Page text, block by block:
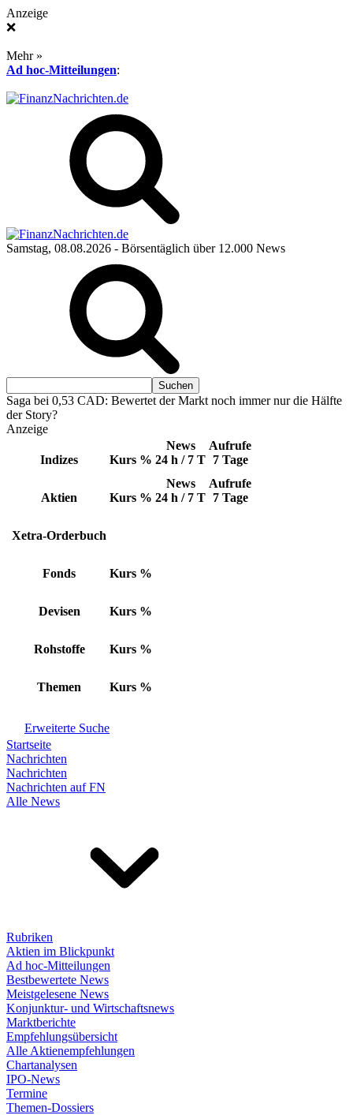
Anzeige
❌
Mehr »
Ad hoc-Mitteilungen:
Samstag, 08.08.2026 - Börsentäglich über 12.000 News
Saga bei 0,53 CAD: Bewertet der Markt noch immer nur die Hälfte
der Story?
Anzeige
Indizes Kurs %
News
24 h / 7 T
Aufrufe
7 Tage
Aktien Kurs %
News
24 h / 7 T
Aufrufe
7 Tage
Xetra-Orderbuch
Fonds Kurs %
Devisen Kurs %
Rohstoffe Kurs %
Themen Kurs %
Erweiterte Suche
Startseite
Nachrichten
Nachrichten
Nachrichten auf FN
Alle News
Rubriken
Aktien im Blickpunkt
Ad hoc-Mitteilungen
Bestbewertete News
Meistgelesene News
Konjunktur- und Wirtschaftsnews
Marktberichte
Empfehlungsübersicht
Alle Aktienempfehlungen
Chartanalysen
IPO-News
Termine
Themen-Dossiers